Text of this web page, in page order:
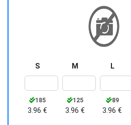
S
185
3.96 €
M
125
3.96 €
L
89
3.96 €